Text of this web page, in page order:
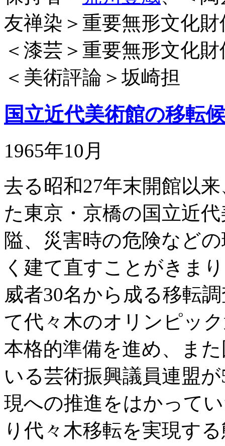
友禅染＞重要無形文化
＜漆芸＞重要無形文化
＜美術評論＞坂崎担
国立近代美術館の移転
1965年10月
去る昭和27年末開館以
た東京・京橋の国立近
隘、災害時の危険など
く建て直すことがきま
威者30名から成る移転
て代々木のオリンピッ
本格的準備を進め、ま
いる芸術振興議員連盟
現への推進をはかって
り代々木移転を実現す